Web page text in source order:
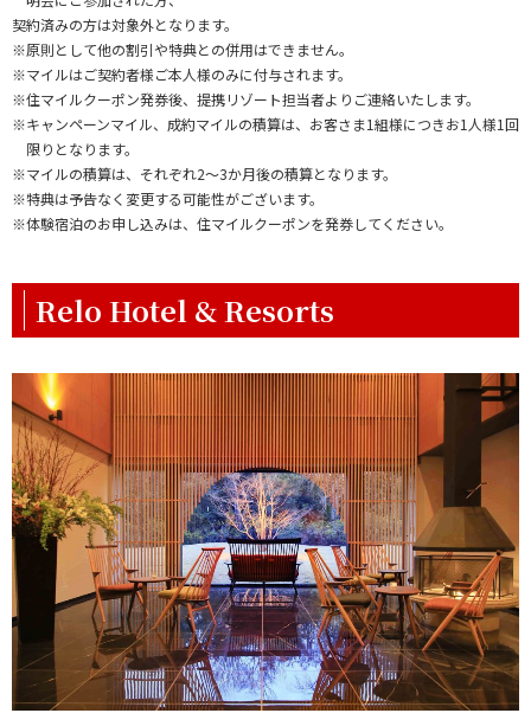
契約済みの方は対象外となります。
※原則として他の割引や特典との併用はできません。
※マイルはご契約者様ご本人様のみに付与されます。
※住マイルクーポン発券後、提携リゾート担当者よりご連絡いたします。
※キャンペーンマイル、成約マイルの積算は、お客さま1組様につきお1人様1回
限りとなります。
※マイルの積算は、それぞれ2～3か月後の積算となります。
※特典は予告なく変更する可能性がございます。
※体験宿泊のお申し込みは、住マイルクーポンを発券してください。
Relo Hotel & Resorts